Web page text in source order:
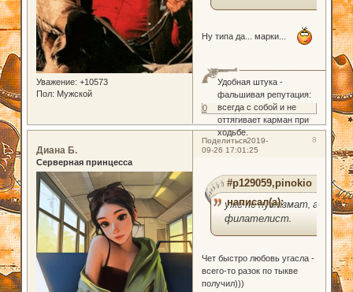
Уважение: +10573
Пол: Мужской
Ну типа да... марки...
Удобная штука -
фальшивая репутация:
всегда с собой и не
оттягивает карман при
ходьбе.
0
Поделиться 8
2019-
09-26 17:01:25
Диана Б.
Серверная принцесса
#p129059,pinokio
написал(а):
уже не нумизмат, а
филателист.
Чет быстро любовь угасла -
всего-то разок по тыкве
получил)))